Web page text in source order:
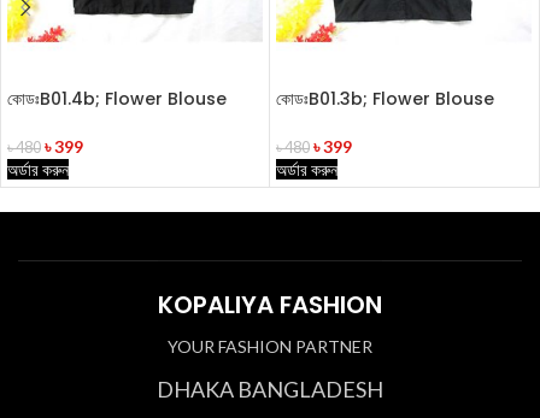
কোডঃB01.4b; Flower Blouse
৳480 ৳399
অর্ডার করুন
কোডঃB01.3b; Flower Blouse
৳480 ৳399
অর্ডার করুন
KOPALIYA FASHION
YOUR FASHION PARTNER
DHAKA BANGLADESH